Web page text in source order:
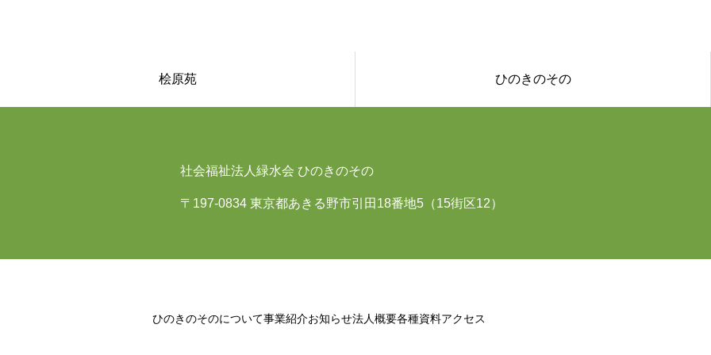
桧原苑 ひのきのその
社会福祉法人緑水会 ひのきのその
〒197-0834 東京都あきる野市引田18番地5（15街区12）
ひのきのそのについて事業紹介お知らせ法人概要各種資料アクセス